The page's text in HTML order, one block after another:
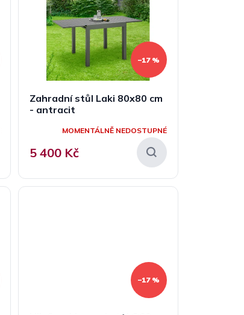
–17 %
Zahradní stůl Laki 80x80 cm
- antracit
MOMENTÁLNĚ NEDOSTUPNÉ
5 400 Kč
–17 %